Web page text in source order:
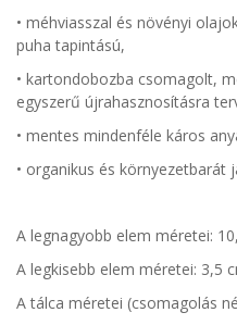
• méhviasszal és növényi
puha tapintású,
• kartondobozba csomagolt,
egyszerű újrahasznosításra
• mentes mindenféle káros
• organikus és környezetbarát
A legnagyobb elem méretei:
A legkisebb elem méretei: 3,5
A tálca méretei (csomagolás